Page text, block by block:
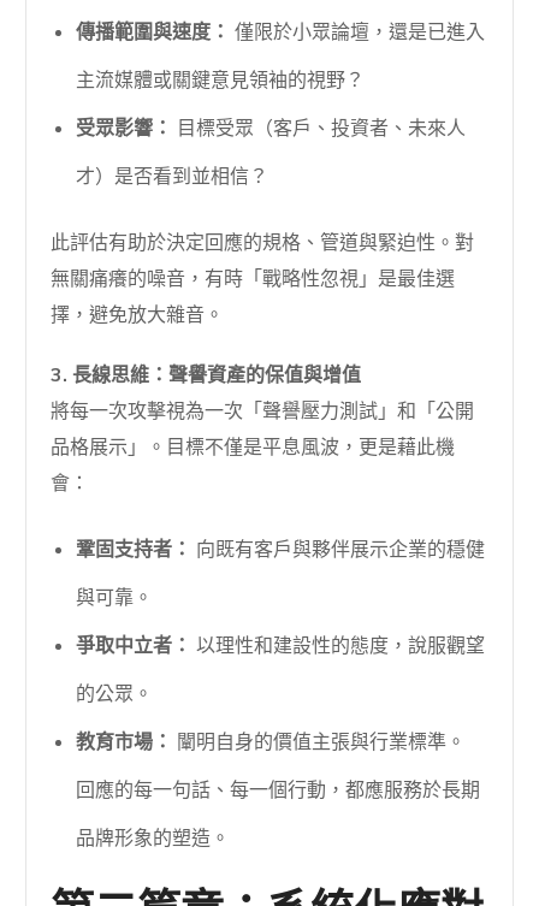
傳播範圍與速度： 僅限於小眾論壇，還是已進入
主流媒體或關鍵意見領袖的視野？
受眾影響： 目標受眾（客戶、投資者、未來人
才）是否看到並相信？
此評估有助於決定回應的規格、管道與緊迫性。對
無關痛癢的噪音，有時「戰略性忽視」是最佳選
擇，避免放大雜音。
3. 長線思維：聲譽資產的保值與增值
將每一次攻擊視為一次「聲譽壓力測試」和「公開
品格展示」。目標不僅是平息風波，更是藉此機
會：
鞏固支持者： 向既有客戶與夥伴展示企業的穩健
與可靠。
爭取中立者： 以理性和建設性的態度，說服觀望
的公眾。
教育市場： 闡明自身的價值主張與行業標準。
回應的每一句話、每一個行動，都應服務於長期
品牌形象的塑造。